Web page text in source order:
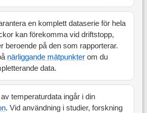
en komplett dataserie för hela
kan förekomma vid driftstopp,
beroende på den som rapporterar.
närliggande mätpunkterom du
data.
temperaturdata ingår i din
. Vid användning i studier, forskning